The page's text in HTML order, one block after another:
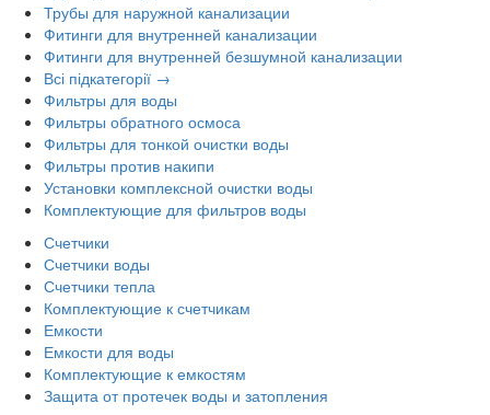
Трубы для наружной канализации
Фитинги для внутренней канализации
Фитинги для внутренней безшумной канализации
Всі підкатегорії →
Фильтры для воды
Фильтры обратного осмоса
Фильтры для тонкой очистки воды
Фильтры против накипи
Установки комплексной очистки воды
Комплектующие для фильтров воды
Счетчики
Счетчики воды
Счетчики тепла
Комплектующие к счетчикам
Емкости
Емкости для воды
Комплектующие к емкостям
Защита от протечек воды и затопления